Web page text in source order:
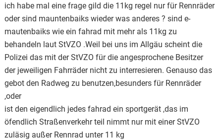
ich habe mal eine frage gild die 11kg regel nur für Rennräder
oder sind mauntenbaiks wieder was anderes ? sind e-
mautenbaiks wie ein fahrad mit mehr als 11kg zu
behandeln laut StVZO .Weil bei uns im Allgäu scheint die
Polizei das mit der StVZO für die angesprochene Besitzer
der jeweiligen Fahrräder nicht zu interresieren. Genauso das
gebot den Radweg zu benutzen,besunders für Rennräder
,oder
ist den eigendlich jedes fahrad ein sportgerät ,das im
öfendlich Straßenverkehr teil nimmt nur mit einer StVZO
zuläsig außer Rennrad unter 11 kg